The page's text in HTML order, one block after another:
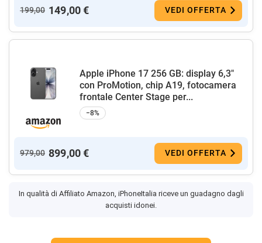
199,00 149,00 € VEDI OFFERTA
Apple iPhone 17 256 GB: display 6,3"
con ProMotion, chip A19, fotocamera
frontale Center Stage per...
−8%
979,00 899,00 € VEDI OFFERTA
In qualità di Affiliato Amazon, iPhoneItalia riceve un guadagno dagli
acquisti idonei.